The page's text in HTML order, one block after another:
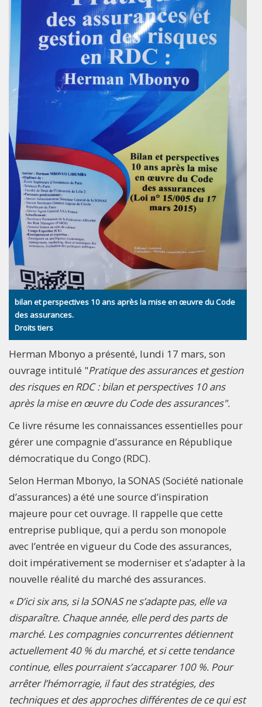
bilan et perspectives 10 ans après la mise en œuvre du Code
des assurances.
Droits tiers
Herman Mbonyo a présenté, lundi 17 mars, son
ouvrage intitulé "Pratique des assurances et gestion
des risques en RDC : bilan et perspectives 10 ans
après la mise en œuvre du Code des assurances".
Ce livre résume les connaissances essentielles pour
gérer une compagnie d’assurance en République
démocratique du Congo (RDC).
Selon Herman Mbonyo, la SONAS (Société nationale
d’assurances) a été une source d’inspiration
majeure pour cet ouvrage. Il rappelle que cette
entreprise publique, qui a perdu son monopole
avec l’entrée en vigueur du Code des assurances,
doit impérativement se moderniser et s’adapter à la
nouvelle réalité du marché des assurances.
« D’ici six ans, si la SONAS ne s’adapte pas, elle va
disparaître. Chaque année, elle perd des parts de
marché. Les compagnies concurrentes détiennent
actuellement 40 % du marché, et si cette tendance
continue, elles pourraient s’accaparer 100 %. Pour
arrêter l’hémorragie, il faut des stratégies, des
techniques et des approches différentes de ce qui est